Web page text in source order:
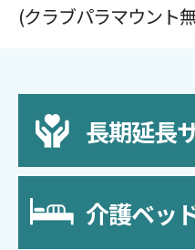
(クラブパラマウント
長期延長
介護ベッ